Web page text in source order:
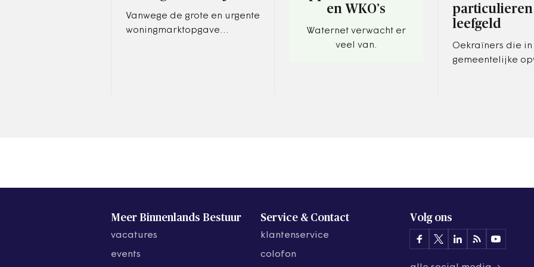
Vanwege de grote en urgente
woningmarktopgave
en WKO’s
Waternet verwacht er
veel van.
particulieren
leefgeld
Oekraïners die in
gemeentelijke
Meer Binnenlands Bestuur
vacatures
events
Service & Contact
klantenservice
colofon
Volg ons